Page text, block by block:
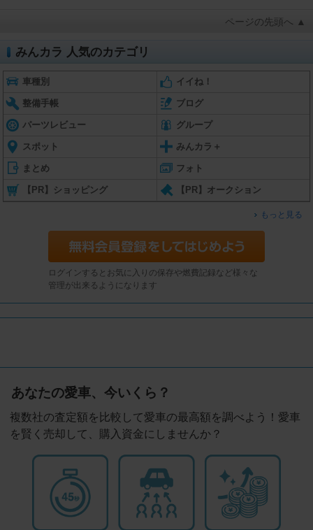
ページの先頭へ ▲
みんカラ 人気のカテゴリ
車種別 イイね！
整備手帳 ブログ
パーツレビュー グループ
スポット みんカラ＋
まとめ フォト
【PR】ショッピング 【PR】オークション
もっと見る
ログインするとお気に入りの保存や燃費記録など様々な
管理が出来るようになります
あなたの愛車、今いくら？
複数社の査定額を比較して愛車の最高額を調べよう！愛車
を賢く売却して、購入資金にしませんか？